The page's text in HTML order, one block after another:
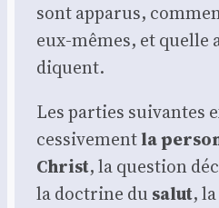
sont appa­rus,
eux-mêmes, et
diquent.
Les par­ties sui­vantes
ces­si­ve­mentla
Christ, la ques­tion
la doc­trine du salut, la